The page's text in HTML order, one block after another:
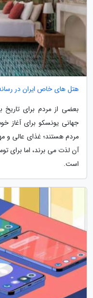
هتل های خاص ایران در
جهانی یونسکو برای آغاز
مردم هستند؛ غذای عالی و
آن لذت می برند، اما برای
است.